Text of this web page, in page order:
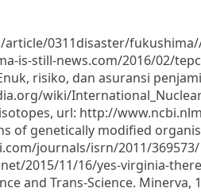
0311disaster/fukushima/
is-still-news.com/2016/02/
risiko, dan asuransi
wiki/
url: http://
of genetically modified
journals/isrn/2011/369573/
2015/11/16/yes-virginia-
and Trans-Science.